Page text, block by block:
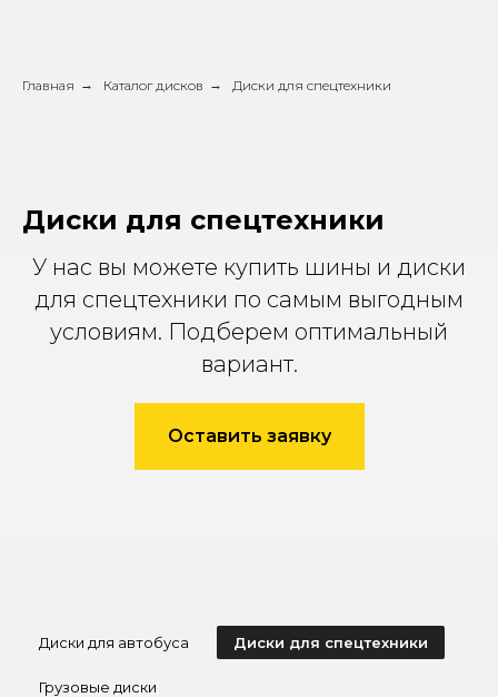
Главная → Каталог дисков → Диски для спецтехники
Диски для спецтехники
У нас вы можете купить шины и диски
для спецтехники по самым выгодным
условиям. Подберем оптимальный
вариант.
Оставить заявку
Диски для автобуса Диски для спецтехники
Грузовые диски